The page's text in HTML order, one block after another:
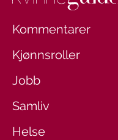
Kommentarer
Kjønnsroller
Jobb
Samliv
Helse